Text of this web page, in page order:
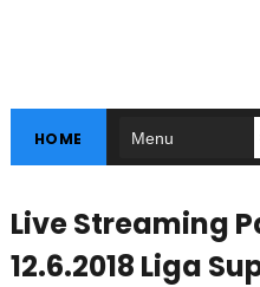
HOME
Live Streaming
12.6.2018 Liga